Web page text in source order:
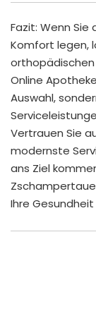
Fazit: Wenn
Komfort legen,
orthopädischen
Online
Auswahl,
Vertrauen Sie
modernste
ans Ziel
Ihre